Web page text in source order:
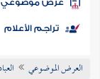
الكتب
موضوعي
تراجم الأعلام
العرض الموضوعي